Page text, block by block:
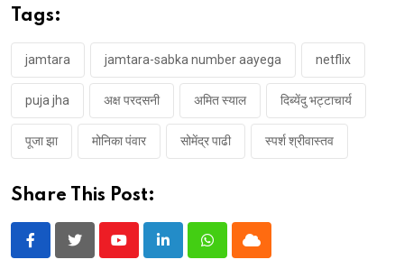
Tags:
jamtara jamtara-sabka number aayega netflix
puja jha अक्ष परदसनी अमित स्याल दिब्येंदु भट्टाचार्य
पूजा झा मोनिका पंवार सोमेंद्र पाढी स्पर्श श्रीवास्तव
Share This Post:
YoutubeLinkedInWhatsappCloud